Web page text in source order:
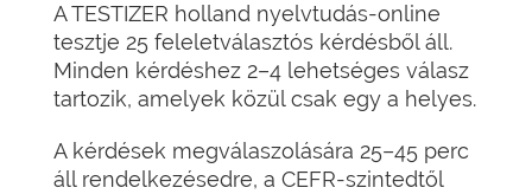
A TESTIZER holland nyelvtudás-online
tesztje 25 feleletválasztós kérdésből áll.
Minden kérdéshez 2–4 lehetséges válasz
tartozik, amelyek közül csak egy a helyes.
A kérdések megválaszolására 25–45 perc
áll rendelkezésedre, a CEFR-szintedtől